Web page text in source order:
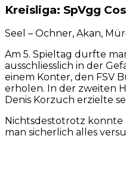
Kreisliga: SpVgg
Seel – Ochner, Akan,
Am 5. Spieltag durfte
ausschliesslich in der
einem Konter, den FSV
erholen. In der zweiten
Denis Korzuch erzielte
Nichtsdestotrotz konnte
man sicherlich alles